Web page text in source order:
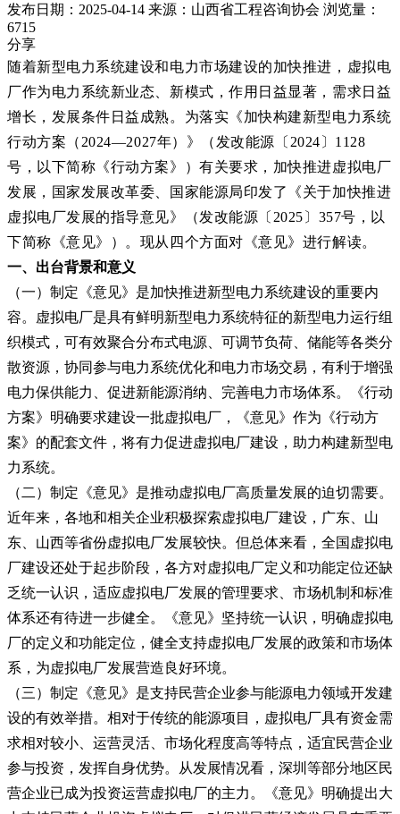
发布日期：2025-04-14 来源：山西省工程咨询协会 浏览量：
6715
分享
随着新型电力系统建设和电力市场建设的加快推进，虚拟电
厂作为电力系统新业态、新模式，作用日益显著，需求日益
增长，发展条件日益成熟。 为落实《加快构建新型电力系统
行动方案（ 2024—2027年）》（ 发改能源 〔 2024 〕 1128
号， 以下简称《行动方案》）有关要求， 加快推进虚拟电厂
发展，国家发展改革委 、国家能源局印发了《关于加快推进
虚拟电厂发展的指导意见》（发改能源〔 2025 〕 357号， 以
下简称《意见》）。现从四个方面对《意见》进行解读。
一、出台背景和意义
（一）制定《意见》是加快推进新型电力系统建设的重要内
容。虚拟电厂是具有鲜明新型电力系统特征的新型电力运行组
织模式，可有效聚合分布式电源、可调节负荷、储能等各类分
散资源，协同参与电力系统优化和电力市场交易，有利于增强
电力保供能力、促进新能源消纳、完善电力市场体系。《行动
方案》明确要求建设一批虚拟电厂，《意见》作为《行动方
案》的配套文件，将有力促进虚拟电厂建设，助力构建新型电
力系统。
（二）制定《意见》是推动虚拟电厂高质量发展的迫切需要。
近年来，各地和相关企业积极探索虚拟电厂建设，广东、山
东、山西等省份虚拟电厂发展较快。但总体来看，全国虚拟电
厂建设还处于起步阶段，各方对虚拟电厂定义和功能定位还缺
乏统一认识，适应虚拟电厂发展的管理要求、市场机制和标准
体系还有待进一步健全。《意见》坚持统一认识，明确虚拟电
厂的定义和功能定位，健全支持虚拟电厂发展的政策和市场体
系，为虚拟电厂发展营造良好环境。
（三）制定《意见》是支持民营企业参与能源电力领域开发建
设的有效举措。相对于传统的能源项目，虚拟电厂具有资金需
求相对较小、运营灵活、市场化程度高等特点，适宜民营企业
参与投资，发挥自身优势。从发展情况看，深圳等部分地区民
营企业已成为投资运营虚拟电厂的主力。《意见》明确提出大